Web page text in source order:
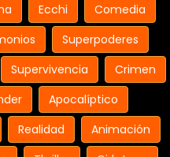
Ecchi
Comedia
Superpoderes
Supervivencia
Crimen
Apocalíptico
Realidad
Animación